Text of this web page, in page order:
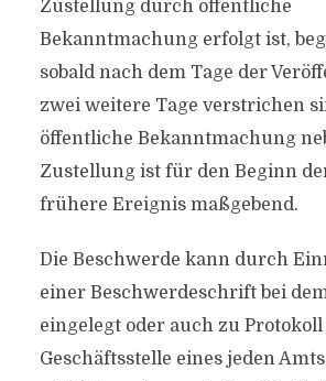
Zustellung durch öffentliche
Bekanntmachung erfolgt ist,
sobald nach dem Tage der
zwei weitere Tage verstrichen
öffentliche Bekanntmachung
Zustellung ist für den Beginn
frühere Ereignis maßgebend.
Die Beschwerde kann durch
einer Beschwerdeschrift bei
eingelegt oder auch zu
Geschäftsstelle eines jeden